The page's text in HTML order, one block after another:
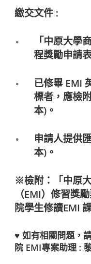
繳交文件 :
「中原大學
程獎勵申請表
已修畢 EMI
標者，應檢
本)。
申請人提供
本)。
※檢附：
「中原
（EMI）修習獎勵
院學生修讀EMI
♥ 如有相關問題，
院 EMI專案助理 :